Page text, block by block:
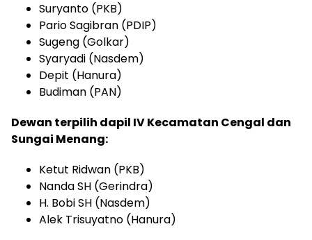
Suryanto (PKB)
Pario Sagibran (PDIP)
Sugeng (Golkar)
Syaryadi (Nasdem)
Depit (Hanura)
Budiman (PAN)
Dewan terpilih dapil IV Kecamatan Cengal dan
Sungai Menang:
Ketut Ridwan (PKB)
Nanda SH (Gerindra)
H. Bobi SH (Nasdem)
Alek Trisuyatno (Hanura)